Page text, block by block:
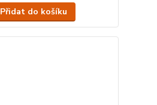
Přidat do košíku